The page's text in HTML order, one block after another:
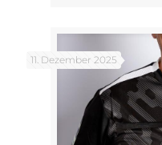
11. Dezember 2025